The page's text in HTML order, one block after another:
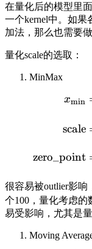
在量化后的模型里
一个kernel中。如果
加法，那么也需要
量化scale的选取：
MinMax
xmin
scale
zero_point
很容易被outlier影
个100，量化考虑的
易受影响，尤其是
Moving